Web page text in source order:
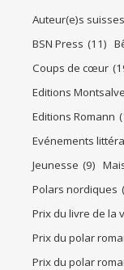
Auteur(e)s suisses
BSN Press (11)
Coups de cœur
Editions
Editions Romann
Evénements
Jeunesse (9)
Polars nordiques
Prix du livre de la
Prix du polar
Prix du polar